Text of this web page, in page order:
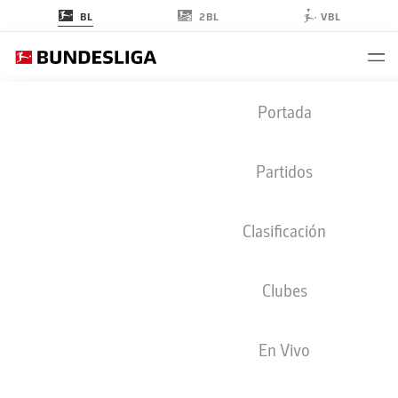
BL 2BL VBL
Portada
Partidos
Clasificación
Clubes
En Vivo
BUNDESLIGA ESTADÍSTICAS 2025-